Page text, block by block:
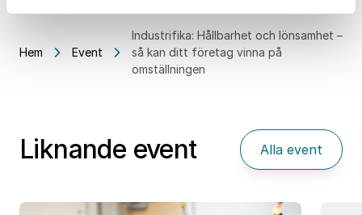
Hem Event
Industrifika: Hållbarhet och lönsamhet –
så kan ditt företag vinna på
omställningen
Liknande event Alla event